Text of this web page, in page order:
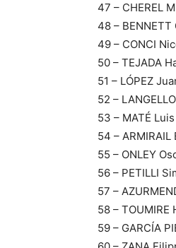
47 – CHEREL
48 –
49 – CONCI
50 – TEJADA
51 – LÓPEZ
52 –
53 – MATÉ
54 –
55 – ONLEY
56 – PETILLI
57 –
58 –
59 – GARCÍA